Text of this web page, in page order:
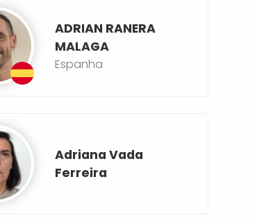
ADRIAN RANERA
MALAGA
Espanha
Adriana Vada
Ferreira